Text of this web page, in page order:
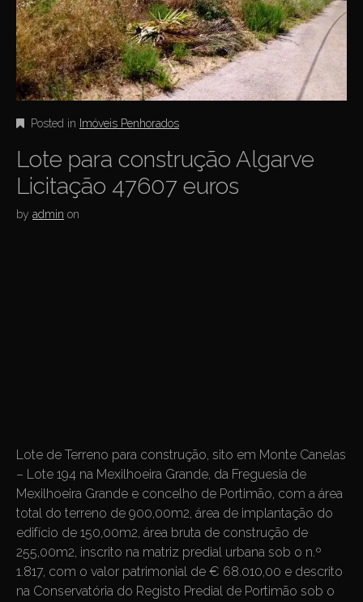
Posted in Imóveis Penhorados
Lote para construção Algarve
Licitação 47607 euros
by admin on
Lote de Terreno para construção, sito em Monte Canelas
– Lote 194 na Mexilhoeira Grande, da Freguesia de
Mexilhoeira Grande e concelho de Portimão, com a área
total do terreno de 900,00m2, área de implantação do
edifício de 150,00m2, área bruta de construção de
255,00m2, inscrito na matriz predial urbana sob o n.º
1.817, com o valor patrimonial de € 68.010,00 e descrito
na Conservatória do Registo Predial de Portimão sob o